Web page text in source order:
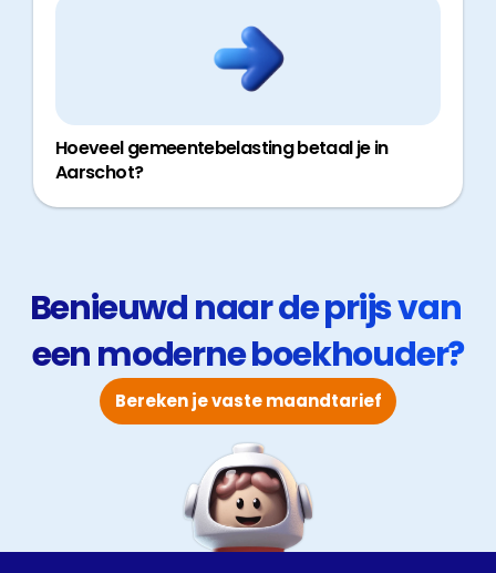
Hoeveel gemeentebelasting betaal je in
Aarschot?
Benieuwd naar de prijs van
een moderne boekhouder?
Bereken je vaste maandtarief